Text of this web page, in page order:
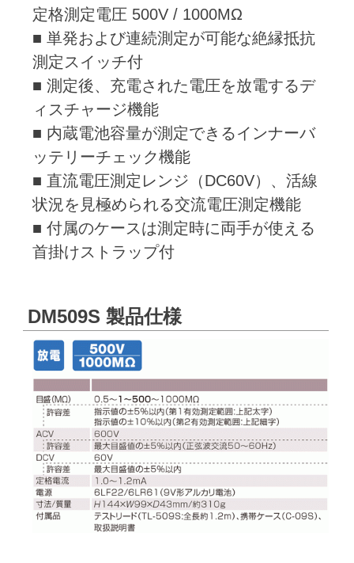
定格測定電圧 500V / 1000MΩ
■ 単発および連続測定が可能な絶縁抵抗
測定スイッチ付
■ 測定後、充電された電圧を放電するデ
ィスチャージ機能
■ 内蔵電池容量が測定できるインナーバ
ッテリーチェック機能
■ 直流電圧測定レンジ（DC60V）、活線
状況を見極められる交流電圧測定機能
■ 付属のケースは測定時に両手が使える
首掛けストラップ付
DM509S 製品仕様